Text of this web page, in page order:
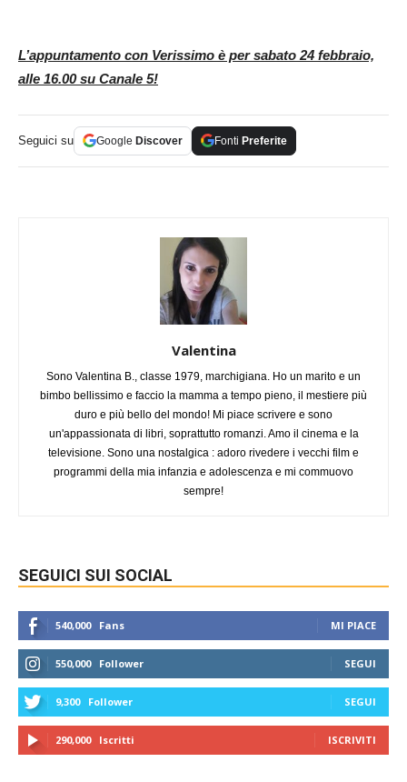
L’appuntamento con Verissimo è per sabato 24 febbraio,
alle 16.00 su Canale 5!
Seguici su Google Discover Fonti Preferite
Valentina
Sono Valentina B., classe 1979, marchigiana. Ho un marito e un
bimbo bellissimo e faccio la mamma a tempo pieno, il mestiere più
duro e più bello del mondo! Mi piace scrivere e sono
un'appassionata di libri, soprattutto romanzi. Amo il cinema e la
televisione. Sono una nostalgica : adoro rivedere i vecchi film e
programmi della mia infanzia e adolescenza e mi commuovo
sempre!
SEGUICI SUI SOCIAL
540,000 Fans MI PIACE
550,000 Follower SEGUI
9,300 Follower SEGUI
290,000 Iscritti ISCRIVITI